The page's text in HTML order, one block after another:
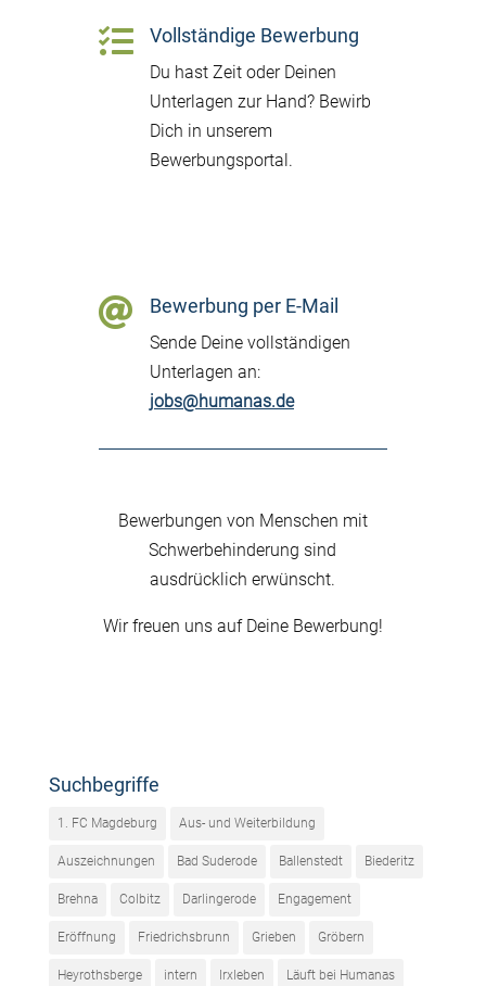
 Vollständige Bewerbung
Du hast Zeit oder Deinen
Unterlagen zur Hand? Bewirb
Dich in unserem
Bewerbungsportal.
 Bewerbung per E-Mail
Sende Deine vollständigen
Unterlagen an:
jobs@humanas.de
Bewerbungen von Menschen mit
Schwerbehinderung sind
ausdrücklich erwünscht.
Wir freuen uns auf Deine Bewerbung!
Suchbegriffe
1. FC Magdeburg Aus- und Weiterbildung
Auszeichnungen Bad Suderode Ballenstedt Biederitz
Brehna Colbitz Darlingerode Engagement
Eröffnung Friedrichsbrunn Grieben Gröbern
Heyrothsberge intern Irxleben Läuft bei Humanas